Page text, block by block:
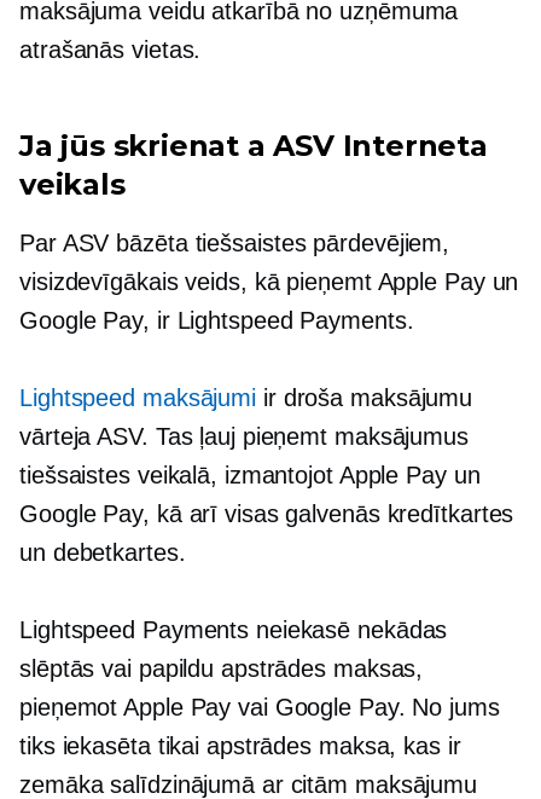
maksājuma veidu atkarībā no uzņēmuma
atrašanās vietas.
Ja jūs skrienat aASVInterneta
veikals
Par ASV bāzētatiešsaistes pārdevējiem,
visizdevīgākais veids, kā pieņemt Apple Pay un
Google Pay, ir Lightspeed Payments.
Lightspeed maksājumi ir droša maksājumu
vārteja ASV. Tas ļauj pieņemt maksājumus
tiešsaistes veikalā, izmantojot Apple Pay un
Google Pay, kā arī visas galvenās kredītkartes
un debetkartes.
Lightspeed Payments neiekasē nekādas
slēptās vai papildu apstrādes maksas,
pieņemot Apple Pay vai Google Pay. No jums
tiks iekasēta tikai apstrādes maksa, kas ir
zemāka salīdzinājumā ar citām maksājumu